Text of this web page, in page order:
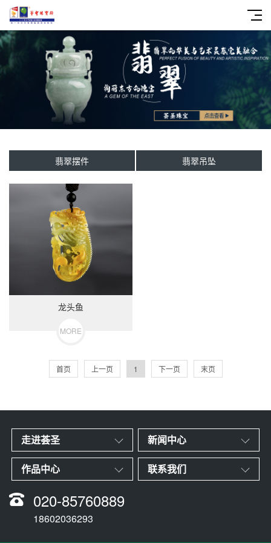
翡翠摆件 翡翠吊坠
龙头鱼
MORE
首页 上一页 1 下一页 末页
走进荟圣 新闻中心
作品中心 联系我们
020-85760889
18602036293